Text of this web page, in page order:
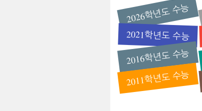
2026학년도 수능
2021학년도 수능
2016학년도 수능
2011학년도 수능